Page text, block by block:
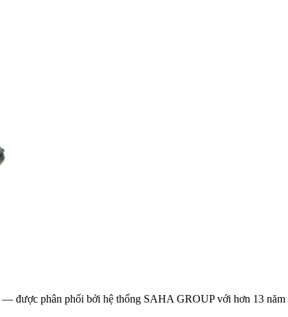
— được phân phối bởi hệ thống SAHA GROUP với hơn 13 năm